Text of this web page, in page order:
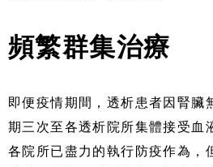
頻繁群集治療
即便疫情期間，透析患者因腎臟
期三次至各透析院所集體接受血
各院所已盡力的執行防疫作為，